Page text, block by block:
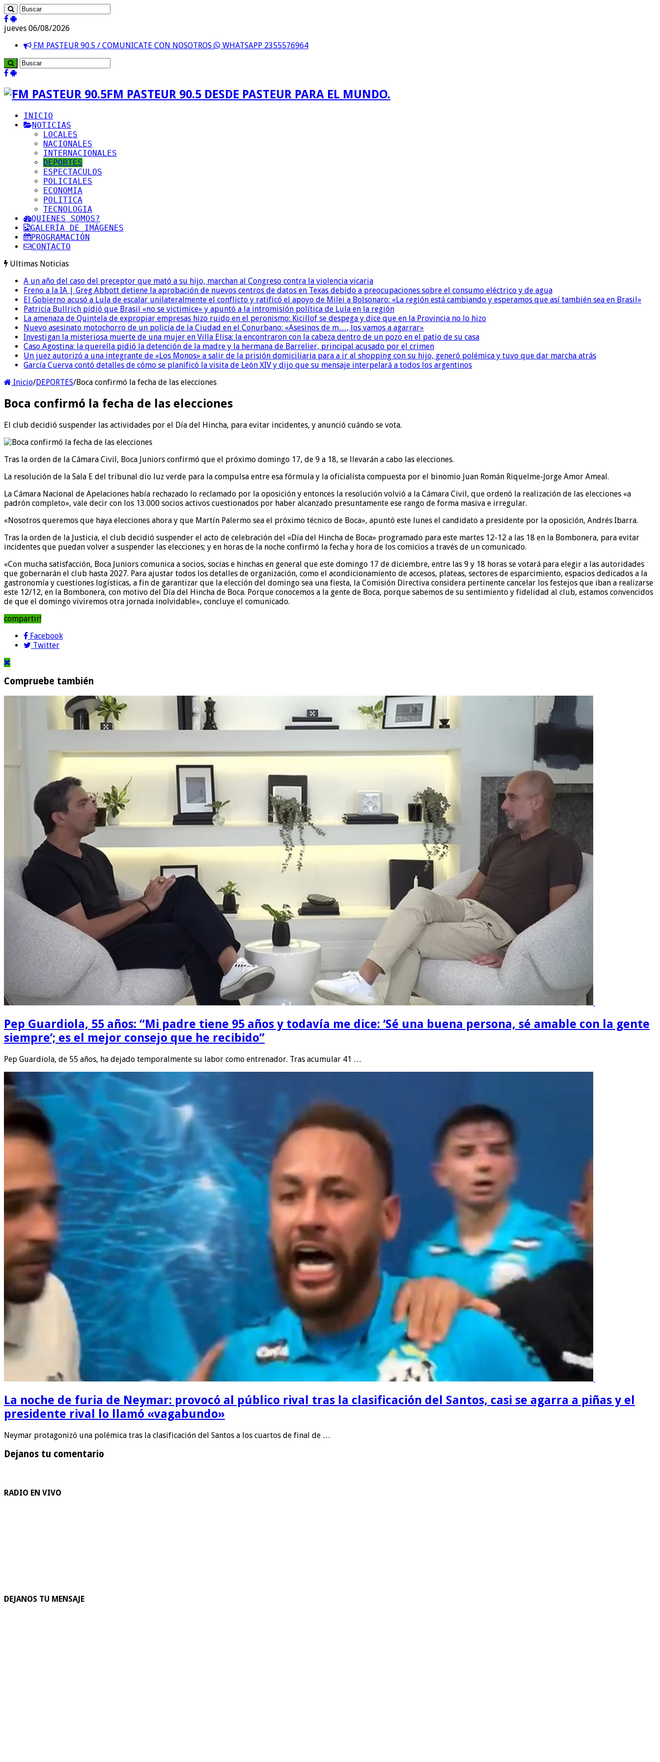
jueves 06/08/2026
FM PASTEUR 90.5 / COMUNICATE CON NOSOTROS
WHATSAPP 2355576964
FM PASTEUR 90.5 DESDE PASTEUR PARA EL MUNDO.
INICIO
NOTICIAS
LOCALES
NACIONALES
INTERNACIONALES
DEPORTES
ESPECTACULOS
POLICIALES
ECONOMIA
POLITICA
TECNOLOGIA
QUIENES SOMOS?
GALERÍA DE IMÁGENES
PROGRAMACIÓN
CONTACTO
Ultimas Noticias
A un año del caso del preceptor que mató a su hijo, marchan al Congreso contra la violencia vicaria
Freno a la IA | Greg Abbott detiene la aprobación de nuevos centros de datos en Texas debido a preocupaciones sobre el consumo eléctrico y de agua
El Gobierno acusó a Lula de escalar unilateralmente el conflicto y ratificó el apoyo de Milei a Bolsonaro: «La región está cambiando y esperamos que así también sea en Brasil»
Patricia Bullrich pidió que Brasil «no se victimice» y apuntó a la intromisión política de Lula en la región
La amenaza de Quintela de expropiar empresas hizo ruido en el peronismo: Kicillof se despega y dice que en la Provincia no lo hizo
Nuevo asesinato motochorro de un policía de la Ciudad en el Conurbano: «Asesinos de m…, los vamos a agarrar»
Investigan la misteriosa muerte de una mujer en Villa Elisa: la encontraron con la cabeza dentro de un pozo en el patio de su casa
Caso Agostina: la querella pidió la detención de la madre y la hermana de Barrelier, principal acusado por el crimen
Un juez autorizó a una integrante de «Los Monos» a salir de la prisión domiciliaria para a ir al shopping con su hijo, generó polémica y tuvo que dar marcha atrás
García Cuerva contó detalles de cómo se planificó la visita de León XIV y dijo que su mensaje interpelará a todos los argentinos
Inicio/DEPORTES/Boca confirmó la fecha de las elecciones
Boca confirmó la fecha de las elecciones
El club decidió suspender las actividades por el Día del Hincha, para evitar incidentes, y anunció cuándo se vota.
Tras la orden de la Cámara Civil, Boca Juniors confirmó que el próximo domingo 17, de 9 a 18, se llevarán a cabo las elecciones.
La resolución de la Sala E del tribunal dio luz verde para la compulsa entre esa fórmula y la oficialista compuesta por el binomio Juan Román Riquelme-Jorge Amor Ameal.
La Cámara Nacional de Apelaciones había rechazado lo reclamado por la oposición y entonces la resolución volvió a la Cámara Civil, que ordenó la realización de las elecciones «a
padrón completo», vale decir con los 13.000 socios activos cuestionados por haber alcanzado presuntamente ese rango de forma masiva e irregular.
«Nosotros queremos que haya elecciones ahora y que Martín Palermo sea el próximo técnico de Boca», apuntó este lunes el candidato a presidente por la oposición, Andrés Ibarra.
Tras la orden de la Justicia, el club decidió suspender el acto de celebración del «Día del Hincha de Boca» programado para este martes 12-12 a las 18 en la Bombonera, para evitar
incidentes que puedan volver a suspender las elecciones; y en horas de la noche confirmó la fecha y hora de los comicios a través de un comunicado.
«Con mucha satisfacción, Boca Juniors comunica a socios, socias e hinchas en general que este domingo 17 de diciembre, entre las 9 y 18 horas se votará para elegir a las autoridades
que gobernarán el club hasta 2027. Para ajustar todos los detalles de organización, como el acondicionamiento de accesos, plateas, sectores de esparcimiento, espacios dedicados a la
gastronomía y cuestiones logísticas, a fin de garantizar que la elección del domingo sea una fiesta, la Comisión Directiva considera pertinente cancelar los festejos que iban a realizarse
este 12/12, en la Bombonera, con motivo del Día del Hincha de Boca. Porque conocemos a la gente de Boca, porque sabemos de su sentimiento y fidelidad al club, estamos convencidos
de que el domingo viviremos otra jornada inolvidable», concluye el comunicado.
compartir!
Facebook
Twitter
Compruebe también
Pep Guardiola, 55 años: “Mi padre tiene 95 años y todavía me dice: ‘Sé una buena persona, sé amable con la gente
siempre’; es el mejor consejo que he recibido”
Pep Guardiola, de 55 años, ha dejado temporalmente su labor como entrenador. Tras acumular 41 …
La noche de furia de Neymar: provocó al público rival tras la clasificación del Santos, casi se agarra a piñas y el
presidente rival lo llamó «vagabundo»
Neymar protagonizó una polémica tras la clasificación del Santos a los cuartos de final de …
Dejanos tu comentario
RADIO EN VIVO
DEJANOS TU MENSAJE